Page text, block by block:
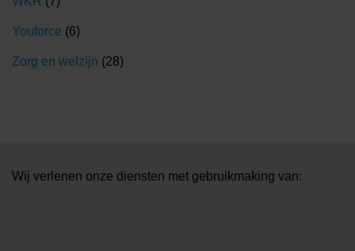
Youforce (6)
Zorg en welzijn (28)
Wij verlenen onze diensten met gebruikmaking van: